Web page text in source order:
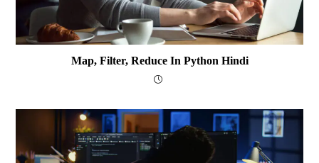
Map, Filter, Reduce In Python Hindi